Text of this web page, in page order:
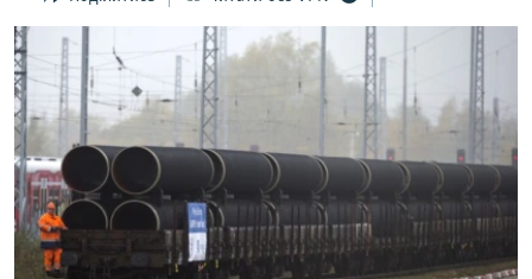
до
пошуку
ІНТЕРВ'Ю
ВСЕ ЗА ДЕНЬ
СПЕЦПРОЕКТИ
ДЕПОРТАЦІЯ
ВІДЕОУРОКИ «ELIFBE»
СВІДЧЕННЯ ОКУПАЦІЇ
ЯК ОБІЙТИ БЛОКУВАННЯ
Русский